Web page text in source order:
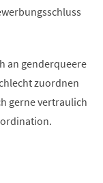
an genderqueere
zuordnen
gerne vertraulich